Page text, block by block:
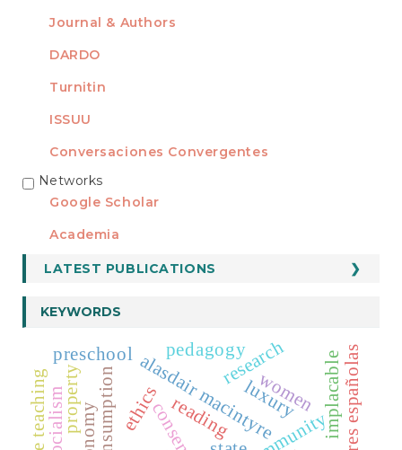
Journal & Authors
DARDO
Turnitin
ISSUU
Conversaciones Convergentes
REDES
Networks
Google Scholar
Academia
LATEST PUBLICATIONS
KEYWORDS
alasdair macintyre
ethics luxury
consumption
property implacable
socialism
preschool research
reading
women
pedagogy